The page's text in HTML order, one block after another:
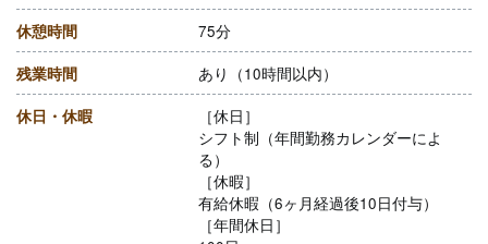
休憩時間 75分
残業時間 あり（10時間以内）
休日・休暇
［休日］
シフト制（年間勤務カレンダーによ
る）
［休暇］
有給休暇（6ヶ月経過後10日付与）
［年間休日］